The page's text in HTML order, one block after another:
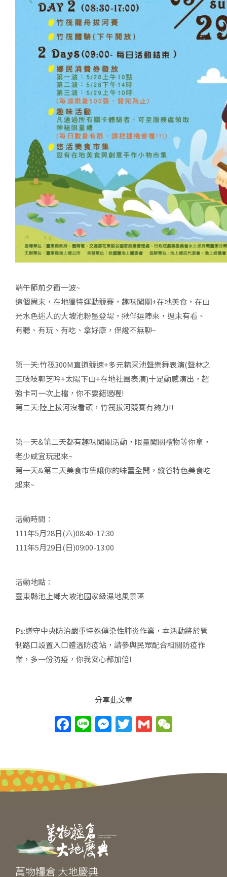
端午節前夕衝一波~
這個周末，在地獨特運動競賽，趣味闖關+在地美食，在山
光水色迷人的大坡池粉墨登場，揪伴逗陣來，週末有看、
有聽、有玩、有吃、拿好康，保證不無聊~
第一天:竹筏300M直道競速+多元精采池聲樂舞表演(聲林之
王吱吱郭芝吟+太陽下山+在地社團表演)十足動感演出，超
強卡司一次上檔，你不要錯過喔!
第二天:陸上拔河沒看頭，竹筏拔河競賽有夠力!!
第一天&第二天都有趣味闖關活動，限量闖關禮物等你拿，
老少咸宜玩起來~
第一天&第二天美食市集讓你的味蕾全開，縱谷特色美食吃
起來~
活動時間：
111年5月28日(六)08:40-17:30
111年5月29日(日)09:00-13:00
活動地點：
臺東縣池上鄉大坡池國家級濕地風景區
Ps:遵守中央防治嚴重特殊傳染性肺炎作業，本活動將於管
制路口設置入口體溫防疫站，請參與民眾配合相關防疫作
業，多一份防疫，你我安心都加倍!
分享此文章
F
a
e
b
o
k
Li
n
M
e
n
T
w
er
G
m
l h
萬物糧倉 大地慶典